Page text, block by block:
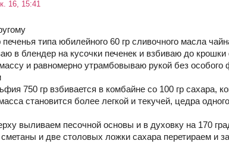
16, 15:41
печенья типа юбилейного 60 гр сливочного масла
в блендер на кусочки печенек и взбиваю до
и равномерно утрамбовываю рукой без особого
750 гр взбивается в комбайне со 100 гр сахара,
становится более легкой и текучей, цедра
выливаем песочной основы и в духовку на 170
и две столовых ложки сахара перетираем и